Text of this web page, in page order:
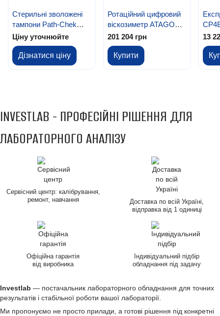
Стерильні зволожені
тампони Path-Chek
Hygiene Swabs для
відбору проб (100 шт.)
Ціну уточнюйте
Дізнатися ціну
Ротаційний цифровий
віскозиметр ATAGO
VISCO™ B (L) Package
E
201 204 грн
Купити
ГМО
13
INVESTLAB - ПРОФЕСІЙНІ РІШЕННЯ ДЛЯ
ЛАБОРАТОРНОГО АНАЛІЗУ
Сервісний центр: калібрування,
ремонт, навчання
Доставка по всій Україні,
відправка від 1 одиниці
Офіційна гарантія
від виробника
Індивідуальний підбір
обладнання під задачу
Investlab — постачальник лабораторного обладнання для точних
результатів і стабільної роботи вашої лабораторії.
Ми пропонуємо не просто прилади, а готові рішення під конкретні